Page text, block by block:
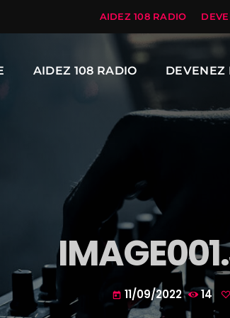
AIDEZ 108 RADIO
AIDEZ 108 RADIO DEVENEZ
today 11/09/2022 14